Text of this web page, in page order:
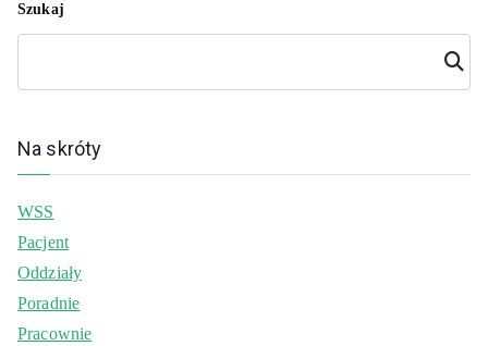
Szukaj
Szuka
j
Na skróty
WSS
Pacjent
Oddziały
Poradnie
Pracownie